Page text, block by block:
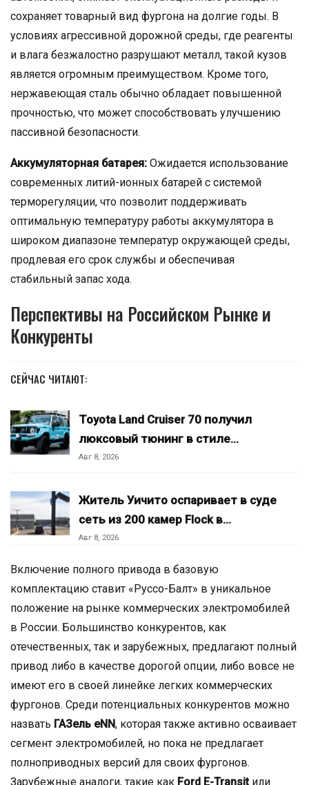
сохраняет товарный вид фургона на долгие годы. В
условиях агрессивной дорожной среды, где реагенты
и влага безжалостно разрушают металл, такой кузов
является огромным преимуществом. Кроме того,
нержавеющая сталь обычно обладает повышенной
прочностью, что может способствовать улучшению
пассивной безопасности.
Аккумуляторная батарея: Ожидается использование
современных литий-ионных батарей с системой
терморегуляции, что позволит поддерживать
оптимальную температуру работы аккумулятора в
широком диапазоне температур окружающей среды,
продлевая его срок службы и обеспечивая
стабильный запас хода.
Перспективы на Российском Рынке и
Конкуренты
СЕЙЧАС ЧИТАЮТ:
Toyota Land Cruiser 70 получил
люксовый тюнинг в стиле…
Авг 8, 2026
Житель Уичито оспаривает в суде
сеть из 200 камер Flock в…
Авг 8, 2026
Включение полного привода в базовую
комплектацию ставит «Руссо-Балт» в уникальное
положение на рынке коммерческих электромобилей
в России. Большинство конкурентов, как
отечественных, так и зарубежных, предлагают полный
привод либо в качестве дорогой опции, либо вовсе не
имеют его в своей линейке легких коммерческих
фургонов. Среди потенциальных конкурентов можно
назвать ГАЗель eNN, которая также активно осваивает
сегмент электромобилей, но пока не предлагает
полноприводных версий для своих фургонов.
Зарубежные аналоги, такие как Ford E-Transitили